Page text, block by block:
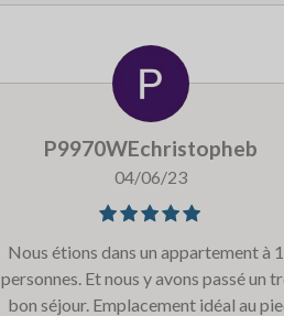
P9970WEchristopheb
04/06/23
Nous étions dans un appartement à
personnes. Et nous y avons passé un
bon séjour. Emplacement idéal au